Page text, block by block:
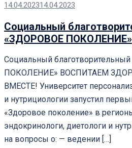
14.04.202314.04.2023
Социальный
«ЗДОРОВОЕ ПОКОЛЕНИЕ»
Социальный
ПОКОЛЕНИЕ» ВОСПИТАЕМ
ВМЕСТЕ! Университет
и нутрициологии запустил
«Здоровое поколение» в
эндокринологи, диетологи и
на вопросы о: — ведении […]